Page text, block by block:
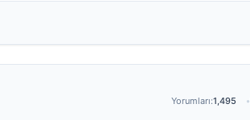
Yorumları:1,495